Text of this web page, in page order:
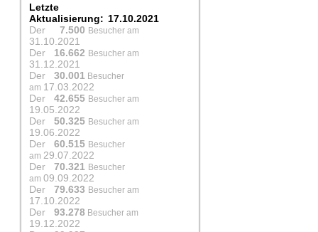
Letzte
Aktualisierung: 17.10.2021
Der 7.500 Besucher am
31.10.2021
Der 16.662 Besucher am
31.12.2021
Der 30.001 Besucher
am 17.03.2022
Der 42.655 Besucher am
19.05.2022
Der 50.325 Besucher am
19.06.2022
Der 60.515 Besucher
am 29.07.2022
Der 70.321 Besucher
am 09.09.2022
Der 79.633 Besucher am
17.10.2022
Der
93.278 Besucher am
19.12.2022